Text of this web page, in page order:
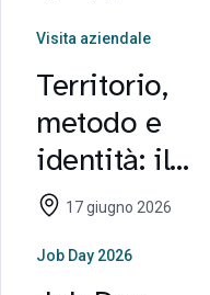
preparati per
dolci
Visita aziendale
Territorio,
metodo e
identità: il
Master in
Business
17 giugno 2026
Job Day 2026